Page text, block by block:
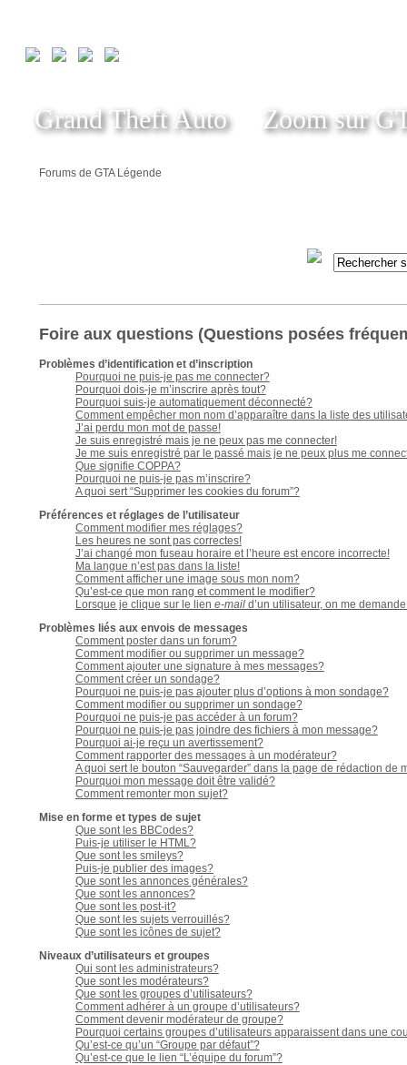
Grand Theft Auto Zoom sur
Forums de GTA Légende
Foire aux questions (Questions posées
Problèmes d’identification et d’inscription
Pourquoi ne puis-je pas me connecter?
Pourquoi dois-je m’inscrire après tout?
Pourquoi suis-je automatiquement déconnecté?
Comment empêcher mon nom d’apparaître dans la liste des
J’ai perdu mon mot de passe!
Je suis enregistré mais je ne peux pas me connecter!
Je me suis enregistré par le passé mais je ne peux plus me
Que signifie COPPA?
Pourquoi ne puis-je pas m’inscrire?
A quoi sert “Supprimer les cookies du forum”?
Préférences et réglages de l’utilisateur
Comment modifier mes réglages?
Les heures ne sont pas correctes!
J’ai changé mon fuseau horaire et l’heure est encore incorrecte!
Ma langue n’est pas dans la liste!
Comment afficher une image sous mon nom?
Qu’est-ce que mon rang et comment le modifier?
Lorsque je clique sur le lien e-maild’un utilisateur, on me
Problèmes liés aux envois de messages
Comment poster dans un forum?
Comment modifier ou supprimer un message?
Comment ajouter une signature à mes messages?
Comment créer un sondage?
Pourquoi ne puis-je pas ajouter plus d’options à mon sondage?
Comment modifier ou supprimer un sondage?
Pourquoi ne puis-je pas accéder à un forum?
Pourquoi ne puis-je pas joindre des fichiers à mon message?
Pourquoi ai-je reçu un avertissement?
Comment rapporter des messages à un modérateur?
A quoi sert le bouton “Sauvegarder” dans la page de rédaction de
Pourquoi mon message doit être validé?
Comment remonter mon sujet?
Mise en forme et types de sujet
Que sont les BBCodes?
Puis-je utiliser le HTML?
Que sont les smileys?
Puis-je publier des images?
Que sont les annonces générales?
Que sont les annonces?
Que sont les post-it?
Que sont les sujets verrouillés?
Que sont les icônes de sujet?
Niveaux d’utilisateurs et groupes
Qui sont les administrateurs?
Que sont les modérateurs?
Que sont les groupes d’utilisateurs?
Comment adhérer à un groupe d’utilisateurs?
Comment devenir modérateur de groupe?
Pourquoi certains groupes d’utilisateurs apparaissent dans une
Qu’est-ce qu’un “Groupe par défaut”?
Qu’est-ce que le lien “L’équipe du forum”?